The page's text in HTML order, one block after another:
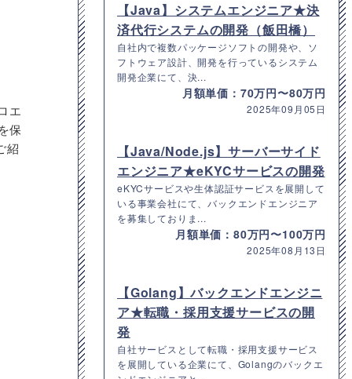
エ
保
紹
【Java】システムエンジニア★決
済代行システムの開発（飯田橋）
自社内で複数パッケージソフトの開発や、ソ
フトウェア設計、開発を行っているシステム
開発企業にて、決...
月額単価：70万円〜80万円
2025年09月05日
【Java/Node.js】サーバーサイド
エンジニア★eKYCサービスの開発
eKYCサービスや生体認証サービスを展開して
いる事業会社にて、バックエンドエンジニア
を募集しておりま...
月額単価：80万円〜100万円
2025年08月13日
【Golang】バックエンドエンジニ
ア★転職・採用支援サービスの開
発
自社サービスとして転職・採用支援サービス
を展開している企業にて、Golangのバックエ